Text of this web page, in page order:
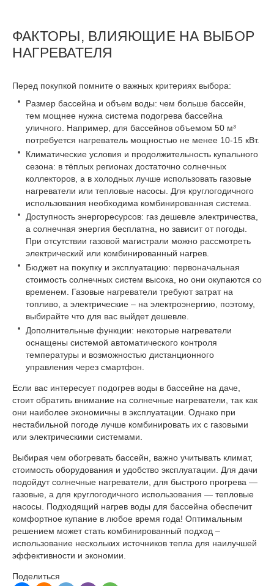
ФАКТОРЫ, ВЛИЯЮЩИЕ НА ВЫБОР
НАГРЕВАТЕЛЯ
Перед покупкой помните о важных критериях выбора:
Размер бассейна и объем воды: чем больше бассейн,
тем мощнее нужна система подогрева бассейна
уличного. Например, для бассейнов объемом 50 м³
потребуется нагреватель мощностью не менее 10-15 кВт.
Климатические условия и продолжительность купального
сезона: в тёплых регионах достаточно солнечных
коллекторов, а в холодных лучше использовать газовые
нагреватели или тепловые насосы. Для круглогодичного
использования необходима комбинированная система.
Доступность энергоресурсов: газ дешевле электричества,
а солнечная энергия бесплатна, но зависит от погоды.
При отсутствии газовой магистрали можно рассмотреть
электрический или комбинированный нагрев.
Бюджет на покупку и эксплуатацию: первоначальная
стоимость солнечных систем высока, но они окупаются со
временем. Газовые нагреватели требуют затрат на
топливо, а электрические – на электроэнергию, поэтому,
выбирайте что для вас выйдет дешевле.
Дополнительные функции: некоторые нагреватели
оснащены системой автоматического контроля
температуры и возможностью дистанционного
управления через смартфон
Если вас интересует подогрев воды в бассейне на даче,
стоит обратить внимание на солнечные нагреватели, так как
они наиболее экономичны в эксплуатации. Однако при
нестабильной погоде лучше комбинировать их с газовыми
или электрическими системами.
Выбирая чем обогревать бассейн, важно учитывать климат,
стоимость оборудования и удобство эксплуатации. Для дачи
подойдут солнечные нагреватели, для быстрого прогрева —
газовые, а для круглогодичного использования — тепловые
насосы. Подходящий нагрев воды для бассейна обеспечит
комфортное купание в любое время года! Оптимальным
решением может стать комбинированный подход –
использование нескольких источников тепла для наилучшей
эффективности и экономии.
Поделиться